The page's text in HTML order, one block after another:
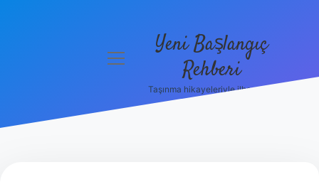
Politikası
menüyü
Yeni Başlangıç
Rehberi
Taşınma hikayeleriyle ilham bul!